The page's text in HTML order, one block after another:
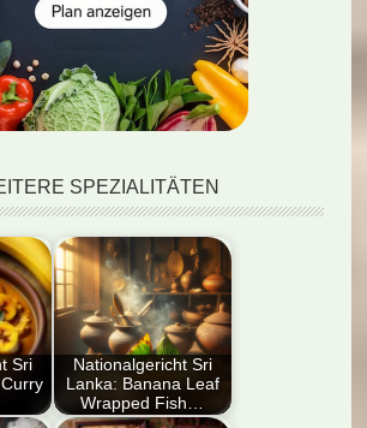
SPEZIALITÄTEN
Sri
Curry
Nationalgericht Sri
Lanka: Banana Leaf
Wrapped Fish…